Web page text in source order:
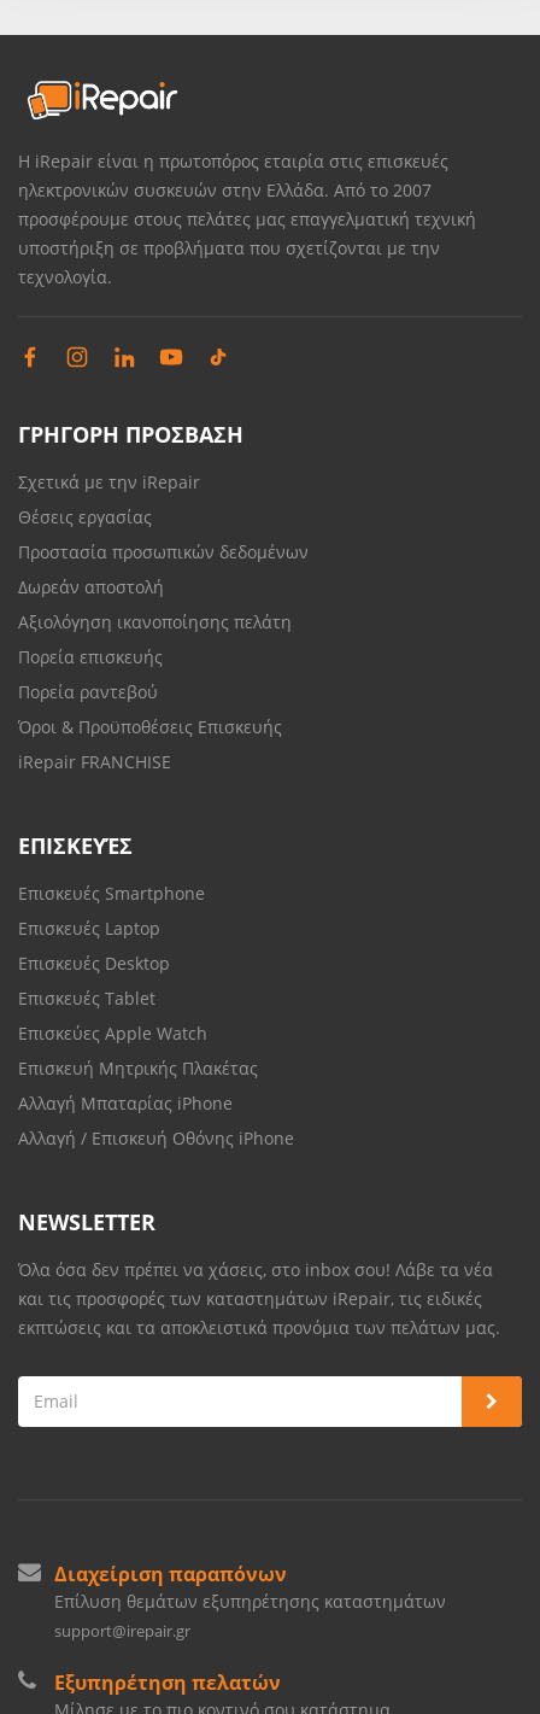
Η iRepair είναι η πρωτοπόρος εταιρία στις επισκευές
ηλεκτρονικών συσκευών στην Ελλάδα. Από το 2007
προσφέρουμε στους πελάτες μας επαγγελματική τεχνική
υποστήριξη σε προβλήματα που σχετίζονται με την
τεχνολογία.
ΓΡΗΓΟΡΗ ΠΡΟΣΒΑΣΗ
Σχετικά με την iRepair
Θέσεις εργασίας
Προστασία προσωπικών δεδομένων
Δωρεάν αποστολή
Αξιολόγηση ικανοποίησης πελάτη
Πορεία επισκευής
Πορεία ραντεβού
Όροι & Προϋποθέσεις Επισκευής
iRepair FRANCHISE
ΕΠΙΣΚΕΥΈΣ
Επισκευές Smartphone
Επισκευές Laptop
Επισκευές Desktop
Επισκευές Tablet
Επισκεύες Apple Watch
Επισκευή Μητρικής Πλακέτας
Αλλαγή Μπαταρίας iPhone
Αλλαγή / Επισκευή Οθόνης iPhone
NEWSLETTER
Όλα όσα δεν πρέπει να χάσεις, στο inbox σου! Λάβε τα νέα
και τις προσφορές των καταστημάτων iRepair, τις ειδικές
εκπτώσεις και τα αποκλειστικά προνόμια των πελάτων μας.
Διαχείριση παραπόνων
Επίλυση θεμάτων εξυπηρέτησης καταστημάτων
support@irepair.gr
Εξυπηρέτηση πελατών
Μίλησε με το πιο κοντινό σου κατάστημα